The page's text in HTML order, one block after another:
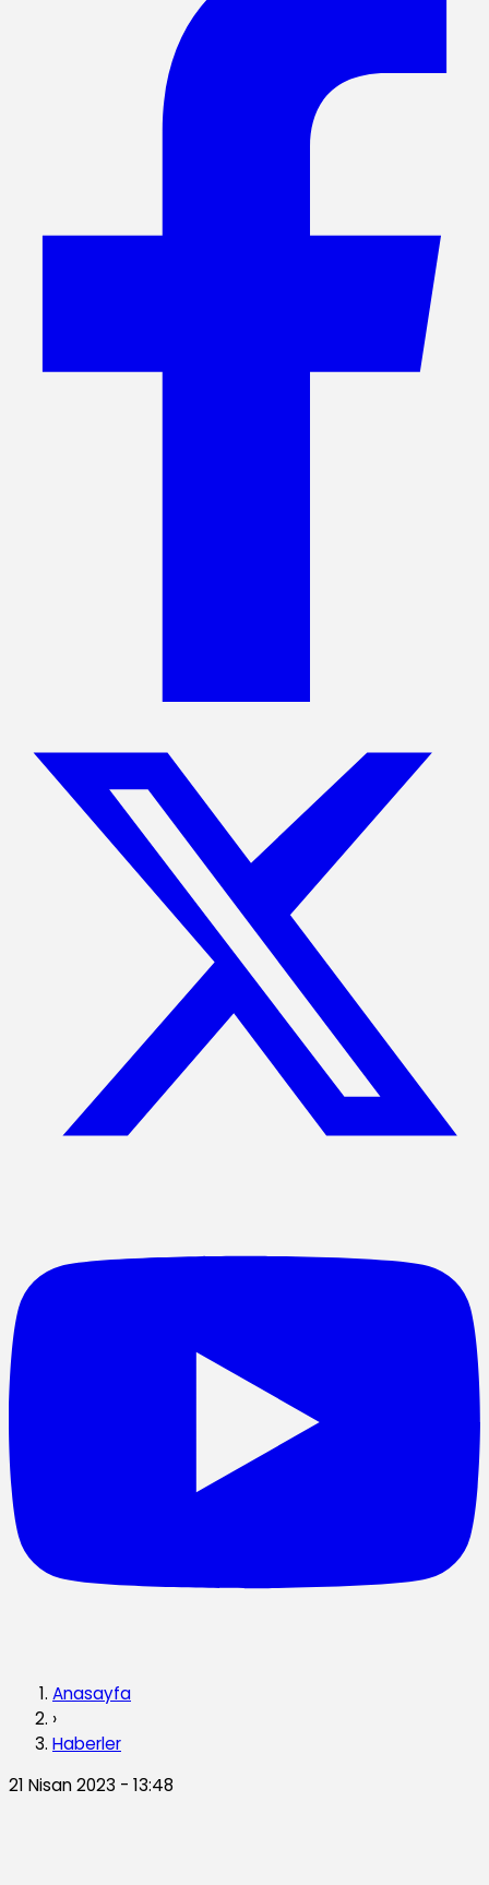
Anasayfa
›
Haberler
21 Nisan 2023 - 13:48